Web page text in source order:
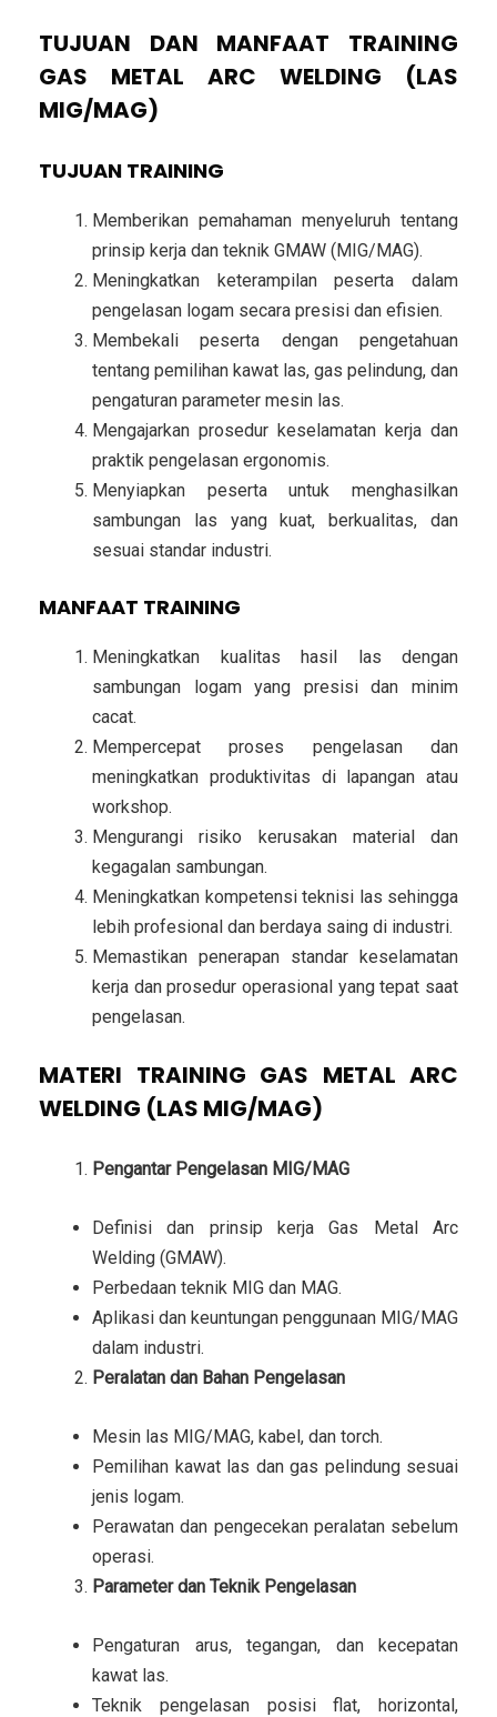
TUJUAN DAN MANFAAT TRAINING
GAS METAL ARC WELDING (LAS
MIG/MAG)
TUJUAN TRAINING
Memberikan pemahaman menyeluruh tentang
prinsip kerja dan teknik GMAW (MIG/MAG).
Meningkatkan keterampilan peserta dalam
pengelasan logam secara presisi dan efisien.
Membekali peserta dengan pengetahuan
tentang pemilihan kawat las, gas pelindung, dan
pengaturan parameter mesin las.
Mengajarkan prosedur keselamatan kerja dan
praktik pengelasan ergonomis.
Menyiapkan peserta untuk menghasilkan
sambungan las yang kuat, berkualitas, dan
sesuai standar industri.
MANFAAT TRAINING
Meningkatkan kualitas hasil las dengan
sambungan logam yang presisi dan minim
cacat.
Mempercepat proses pengelasan dan
meningkatkan produktivitas di lapangan atau
workshop.
Mengurangi risiko kerusakan material dan
kegagalan sambungan.
Meningkatkan kompetensi teknisi las sehingga
lebih profesional dan berdaya saing di industri.
Memastikan penerapan standar keselamatan
kerja dan prosedur operasional yang tepat saat
pengelasan.
MATERI TRAINING GAS METAL ARC
WELDING (LAS MIG/MAG)
Pengantar Pengelasan MIG/MAG
Definisi dan prinsip kerja Gas Metal Arc
Welding (GMAW).
Perbedaan teknik MIG dan MAG.
Aplikasi dan keuntungan penggunaan MIG/MAG
dalam industri.
Peralatan dan Bahan Pengelasan
Mesin las MIG/MAG, kabel, dan torch.
Pemilihan kawat las dan gas pelindung sesuai
jenis logam.
Perawatan dan pengecekan peralatan sebelum
operasi.
Parameter dan Teknik Pengelasan
Pengaturan arus, tegangan, dan kecepatan
kawat las.
Teknik pengelasan posisi flat, horizontal,